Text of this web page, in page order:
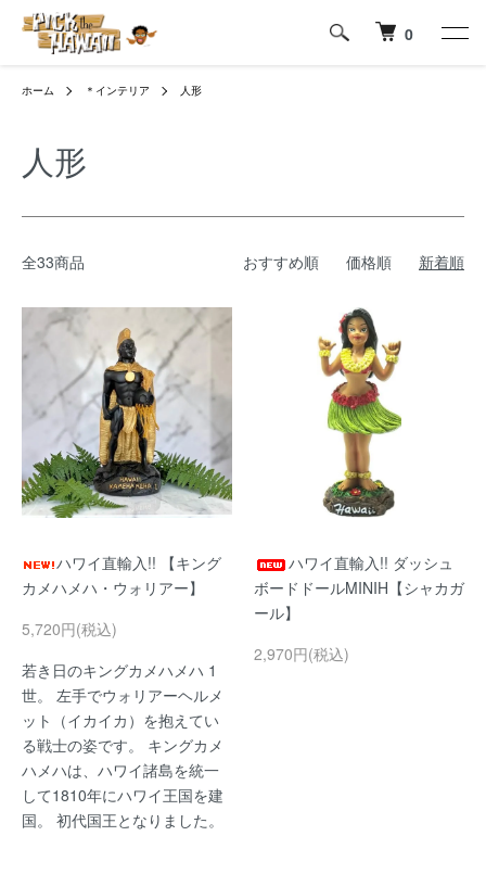
0
ホーム ＊インテリア 人形
人形
全33商品 おすすめ順 価格順 新着順
ハワイ直輸入!! 【キング
カメハメハ・ウォリアー】
5,720円(税込)
若き日のキングカメハメハ 1
世。 左手でウォリアーヘルメ
ット（イカイカ）を抱えてい
る戦士の姿です。 キングカメ
ハメハは、ハワイ諸島を統一
して1810年にハワイ王国を建
国。 初代国王となりました。
ハワイ直輸入!! ダッシュ
ボードドールMINIH【シャカガ
ール】
2,970円(税込)